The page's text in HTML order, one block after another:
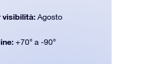
visibilità: Agosto
+70° a -90°